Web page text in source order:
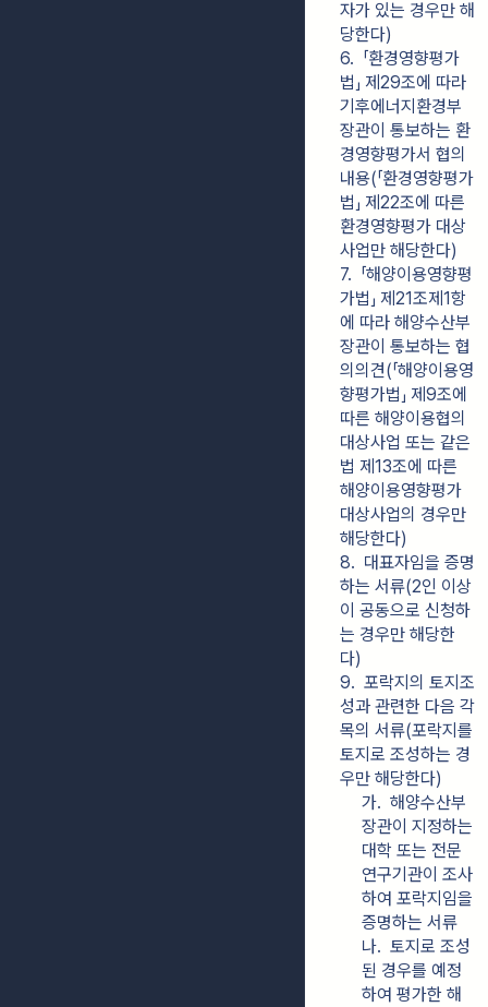
자가 있는 경우만 해
당한다)
6.  「환경영향평가
법」 제29조에 따라
기후에너지환경부
장관이 통보하는 환
경영향평가서 협의
내용(「환경영향평가
법」 제22조에 따른
환경영향평가 대상
사업만 해당한다)
7.  「해양이용영향평
가법」 제21조제1항
에 따라 해양수산부
장관이 통보하는 협
의의견(「해양이용영
향평가법」 제9조에
따른 해양이용협의
대상사업 또는 같은
법 제13조에 따른
해양이용영향평가
대상사업의 경우만
해당한다)
8.  대표자임을 증명
하는 서류(2인 이상
이 공동으로 신청하
는 경우만 해당한
다)
9.  포락지의 토지조
성과 관련한 다음 각
목의 서류(포락지를
토지로 조성하는 경
우만 해당한다)
가.  해양수산부
장관이 지정하는
대학 또는 전문
연구기관이 조사
하여 포락지임을
증명하는 서류
나.  토지로 조성
된 경우를 예정
하여 평가한 해